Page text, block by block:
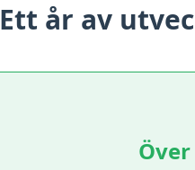
Ett år av